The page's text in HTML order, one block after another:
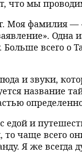
что мы
Моя фамилия —
Одна
всего о
и звуки,
название
едой и
чаще всего
Я же всегда